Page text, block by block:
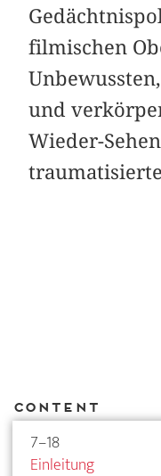
filmischen
und
Wieder-
Content
7–18
Einleitung